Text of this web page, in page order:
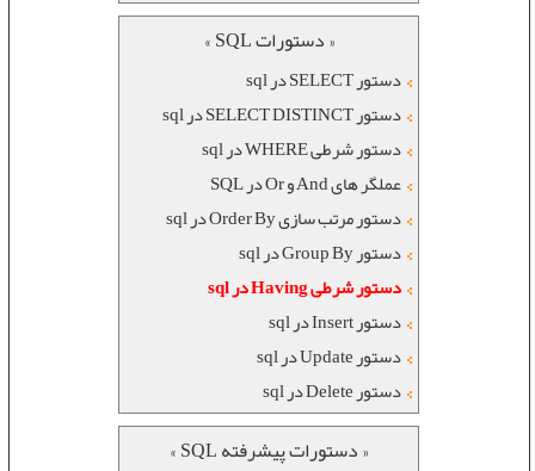
« دستورات SQL »
دستور SELECT در sql
دستور SELECT DISTINCT در sql
دستور شرطی WHERE در sql
عملگر های And و Or در SQL
دستور مرتب سازی Order By در sql
دستور Group By در sql
دستور شرطی Having در sql
دستور Insert در sql
دستور Update در sql
دستور Delete در sql
« دستورات پیشرفته SQL »